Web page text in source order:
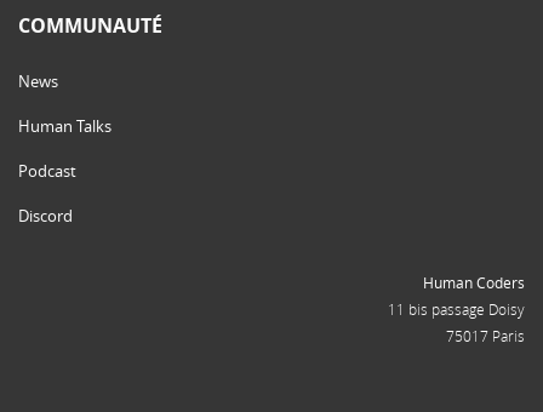
COMMUNAUTÉ
News
Human Talks
Podcast
Discord
Human Coders
11 bis passage Doisy
75017 Paris